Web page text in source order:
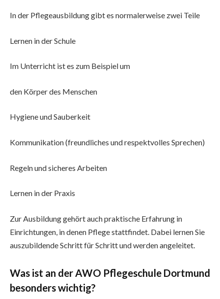
In der Pflegeausbildung gibt es normalerweise zwei Teile
Lernen in der Schule
Im Unterricht ist es zum Beispiel um
den Körper des Menschen
Hygiene und Sauberkeit
Kommunikation (freundliches und respektvolles Sprechen)
Regeln und sicheres Arbeiten
Lernen in der Praxis
Zur Ausbildung gehört auch praktische Erfahrung in
Einrichtungen, in denen Pflege stattfindet. Dabei lernen Sie
auszubildende Schritt für Schritt und werden angeleitet.
Was ist an der AWO Pflegeschule Dortmund
besonders wichtig?